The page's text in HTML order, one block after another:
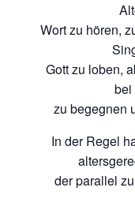
Wort zu hören,
Gott zu loben,
bei
zu begegnen
In der Regel
der parallel